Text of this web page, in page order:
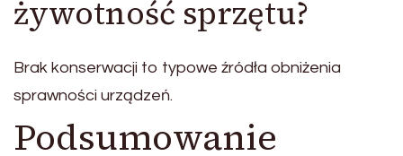
żywotność sprzętu?
Brak konserwacji to typowe źródła obniżenia
sprawności urządzeń.
Podsumowanie